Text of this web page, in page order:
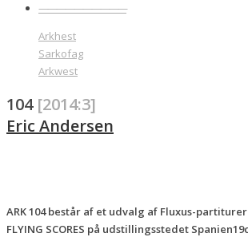
——————————
Arkhest
Sarkofag
Arkwest
104 [2014:3]
Eric Andersen
ARK 104 består af et udvalg af Fluxus-
FLYING SCORES på udstillingsstedet